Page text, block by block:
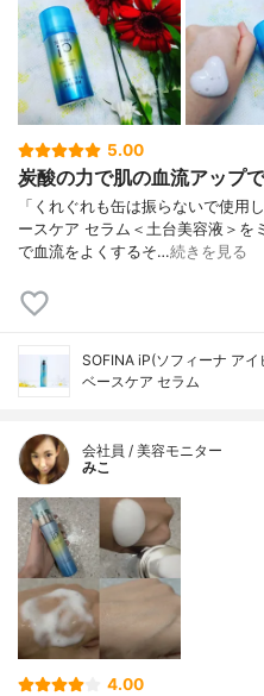
5.00
炭酸の力で肌の血流アップで
「くれぐれも缶は振らないで使用
ースケア セラム＜土台美容液＞を
で血流をよくするそ…続きを見る
SOFINA iP(ソフィーナ アイ
ベースケア セラム
会社員 / 美容モニター
みこ
4.00